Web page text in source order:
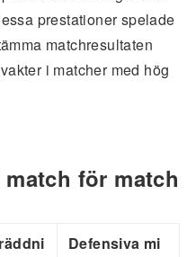
prestationer spelade
matchresultaten
i matcher med hög
för match
Defensiva mi